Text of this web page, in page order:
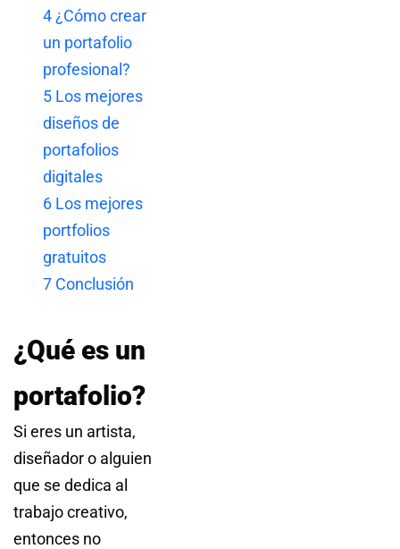
4¿Cómo crear
un portafolio
profesional?
5 Los mejores
diseños de
portafolios
digitales
6 Los mejores
portfolios
gratuitos
7 Conclusión
¿Qué es un
portafolio?
Si eres un artista,
diseñador o alguien
que se dedica al
trabajo creativo,
entonces no